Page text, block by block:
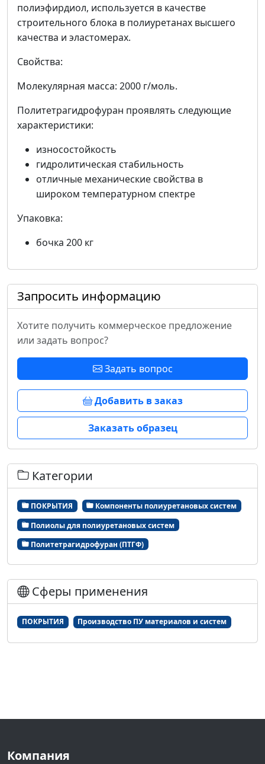
полиэфирдиол, используется в качестве
строительного блока в полиуретанах высшего
качества и эластомерах.
Свойства:
Молекулярная масса: 2000 г/моль.
Политетрагидрофуран проявлять следующие
характеристики:
износостойкость
гидролитическая стабильность
отличные механические свойства в
широком температурном спектре
Упаковка:
бочка 200 кг
Запросить информацию
Хотите получить коммерческое предложение
или задать вопрос?
Задать вопрос
Добавить в заказ
Заказать образец
Категории
ПОКРЫТИЯ
Компоненты полиуретановых систем
Полиолы для полиуретановых систем
Политетрагидрофуран (ПТГФ)
Сферы применения
ПОКРЫТИЯ Производство ПУ материалов и систем
Компания